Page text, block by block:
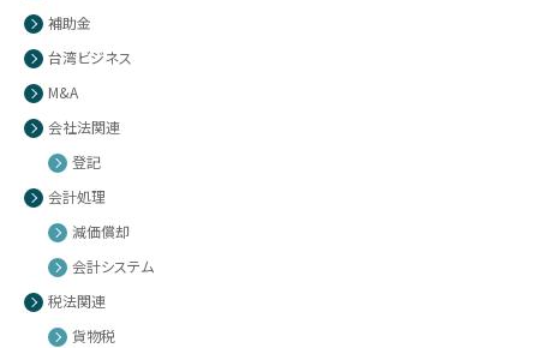
補助金
台湾ビジネス
M&A
会社法関連
登記
会計処理
減価償却
会計システム
税法関連
貨物税